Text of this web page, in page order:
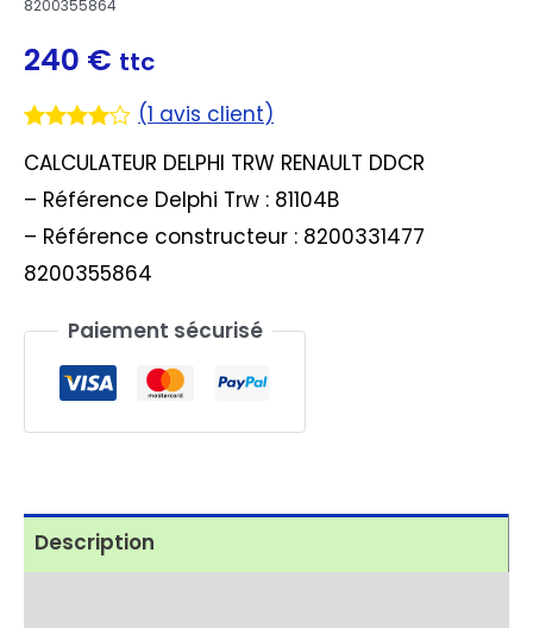
8200355864
240 € ttc
sur 5
sur
notation
client
(1 avis client)
CALCULATEUR DELPHI TRW RENAULT DDCR
– Référence Delphi Trw : 81104B
– Référence constructeur : 8200331477
8200355864
Paiement sécurisé
Description